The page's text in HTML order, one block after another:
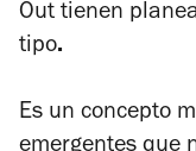
Out tienen
tipo.
Es un concepto